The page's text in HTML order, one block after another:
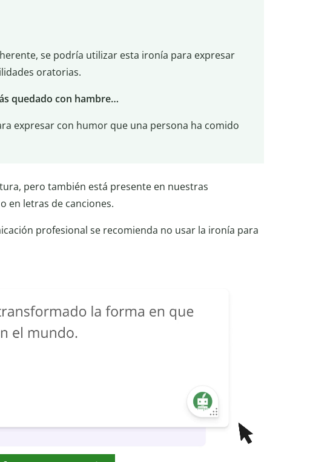
se podría utilizar esta ironía para expresar
oratorias.
quedado con hambre…
expresar con humor que una persona ha comido
pero también está presente en nuestras
en letras de canciones.
profesional se recomienda no usar la ironía para